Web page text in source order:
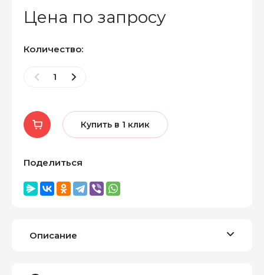
Цена по запросу
Количество:
Купить в 1 клик
Поделиться
Описание